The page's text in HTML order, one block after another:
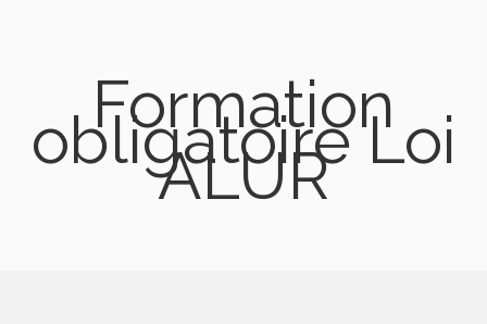
Formation
obligatoire Loi
ALUR